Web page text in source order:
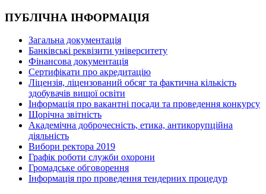
ПУБЛІЧНА ІНФОРМАЦІЯ
Загальна документація
Банківські реквізити університету
Фінансова документація
Сертифікати про акредитацію
Ліцензія, ліцензований обсяг та фактична кількість
здобувачів вищої освіти
Інформація про вакантні посади та проведення конкурсу
Щорічна звітність
Академічна доброчесність, етика, антикорупційна
діяльність
Вибори ректора 2019
Графік роботи служби охорони
Громадське обговорення
Інформація про проведення тендерних процедур